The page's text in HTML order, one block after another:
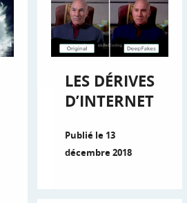
LES DÉRIVES
D’INTERNET
Publié le 13
décembre 2018